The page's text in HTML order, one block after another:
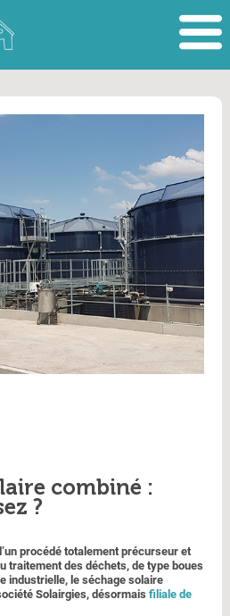
combiné :
?
procédé totalement précurseur et
traitement des déchets, de type boues
industrielle, le séchage solaire
Solairgies, désormais filiale de